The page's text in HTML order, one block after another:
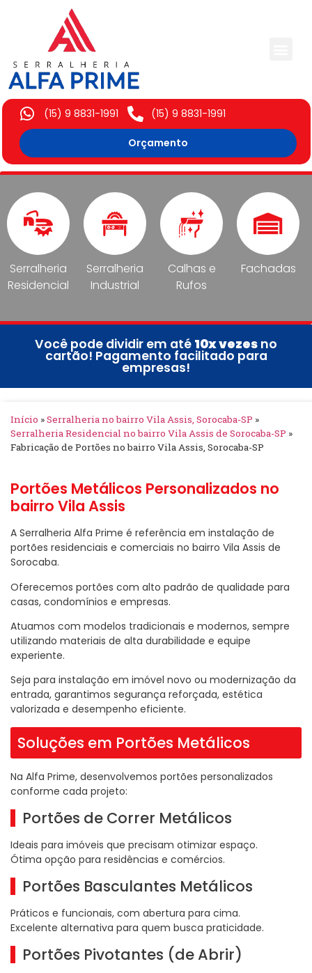
(15) 9 8831-1991 (15) 9 8831-1991
Orçamento
Serralheria
Residencial
Serralheria
Industrial
Calhas e
Rufos
Fachadas
Você pode dividir em até 10x vezes no
cartão! Pagamento facilitado para
empresas!
Início »Serralheria no bairro Vila Assis, Sorocaba-SP »
Serralheria Residencial no bairro Vila Assis de Sorocaba-SP »
Fabricação de Portões no bairro Vila Assis, Sorocaba-SP
Portões Metálicos Personalizados no
bairro Vila Assis
A Serralheria Alfa Prime é referência em instalação de
portões residenciais e comerciais no bairro Vila Assis de
Sorocaba.
Oferecemos portões com alto padrão de qualidade para
casas, condomínios e empresas.
Atuamos com modelos tradicionais e modernos, sempre
utilizando materiais de alta durabilidade e equipe
experiente.
Seja para instalação em imóvel novo ou modernização da
entrada, garantimos segurança reforçada, estética
valorizada e desempenho eficiente.
Soluções em Portões Metálicos
Na Alfa Prime, desenvolvemos portões personalizados
conforme cada projeto:
Portões de Correr Metálicos
Ideais para imóveis que precisam otimizar espaço.
Ótima opção para residências e comércios.
Portões Basculantes Metálicos
Práticos e funcionais, com abertura para cima.
Excelente alternativa para quem busca praticidade.
Portões Pivotantes (de Abrir)